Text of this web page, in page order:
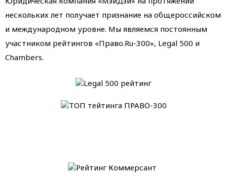
нескольких лет получает признание на общероссийском
и международном уровне. Мы являемся постоянным
участником рейтингов «Право.Ru-300», Legal 500 и
Chambers.